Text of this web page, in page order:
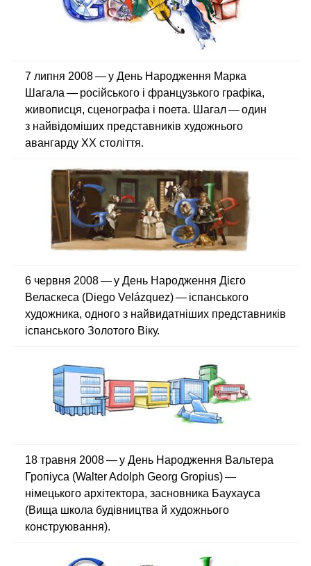
7 липня 2008 — у День Народження Марка
Шагала — російського і французького графіка,
живописця, сценографа і поета. Шагал — один
з найвідоміших представників художнього
авангарду XX століття.
6 червня 2008 — у День Народження Дієго
Веласкеса (Diego Velázquez) — іспанського
художника, одного з найвидатніших представників
іспанського Золотого Віку.
18 травня 2008 — у День Народження Вальтера
Гропіуса (Walter Adolph Georg Gropius) —
німецького архітектора, засновника Баухауса
(Вища школа будівництва й художнього
конструювання).